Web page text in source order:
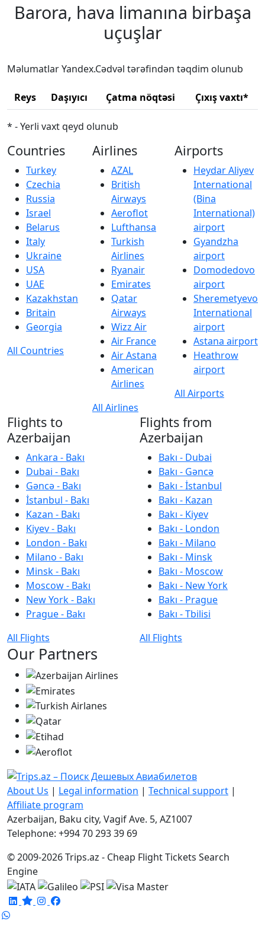
Barora, hava limanına birbaşa
uçuşlar
Məlumatlar Yandex.Cədvəl tərəfindən təqdim olunub
Reys Daşıyıcı Çatma nöqtəsi Çıxış vaxtı*
* - Yerli vaxt qeyd olunub
Countries
Turkey
Czechia
Russia
Israel
Belarus
Italy
Ukraine
USA
UAE
Kazakhstan
Britain
Georgia
All Countries
Airlines
AZAL
British
Airways
Aeroflot
Lufthansa
Turkish
Airlines
Ryanair
Emirates
Qatar
Airways
Wizz Air
Air France
Air Astana
American
Airlines
All Airlines
Airports
Heydar Aliyev
International
(Bina
International)
airport
Gyandzha
airport
Domodedovo
airport
Sheremetyevo
International
airport
Astana airport
Heathrow
airport
All Airports
Flights to
Azerbaijan
Ankara - Bakı
Dubai - Bakı
Gəncə - Bakı
İstanbul - Bakı
Kazan - Bakı
Kiyev - Bakı
London - Bakı
Milano - Bakı
Minsk - Bakı
Moscow - Bakı
New York - Bakı
Prague - Bakı
All Flights
Flights from
Azerbaijan
Bakı - Dubai
Bakı - Gəncə
Bakı - İstanbul
Bakı - Kazan
Bakı - Kiyev
Bakı - London
Bakı - Milano
Bakı - Minsk
Bakı - Moscow
Bakı - New York
Bakı - Prague
Bakı - Tbilisi
All Flights
Our Partners
About Us | Legal information | Technical support |
Affiliate program
Azerbaijan, Baku city, Vagif Ave. 5, AZ1007
Telephone: +994 70 293 39 69
© 2009-2026 Trips.az - Cheap Flight Tickets Search
Engine